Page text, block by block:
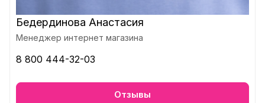
Бедердинова Анастасия
Менеджер интернет магазина
8 800 444-32-03
Отзывы